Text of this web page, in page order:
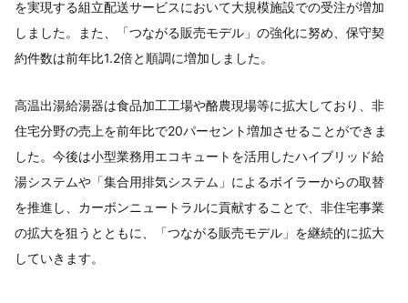
を実現する組立配送サービスにおいて大規模施設での受注が増加
しました。また、「つながる販売モデル」の強化に努め、保守契
約件数は前年比1.2倍と順調に増加しました。
高温出湯給湯器は食品加工工場や酪農現場等に拡大しており、非
住宅分野の売上を前年比で20パーセント増加させることができま
した。今後は小型業務用エコキュートを活用したハイブリッド給
湯システムや「集合用排気システム」によるボイラーからの取替
を推進し、カーボンニュートラルに貢献することで、非住宅事業
の拡大を狙うとともに、「つながる販売モデル」を継続的に拡大
していきます。